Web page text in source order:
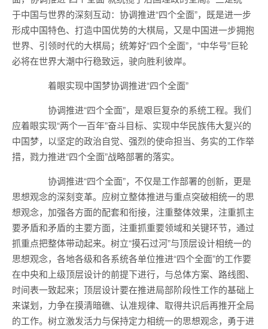
于中国与世界的深刻互动：协调推进“四个全面”，既是进一步
形成中国特色、打造中国优势的大棋局，又是中国进一步拥抱
世界、引领时代的大棋局；统筹好“四个全面”，“中华号”巨轮
必将在世界大潮中行稳致远，驶向胜利彼岸。
着眼实现中国梦协调推进“四个全面”
协调推进“四个全面”，是艰巨复杂的系统工程。我们
应着眼实现“两个一百年”奋斗目标、实现中华民族伟大复兴的
中国梦，以坚定的政治自觉、强烈的使命担当、务实的工作举
措，戮力推进“四个全面”战略部署的落实。
协调推进“四个全面”，不仅是工作部署的创新，更是
思想观念的深刻变革。应树立整体推进与重点突破相统一的思
想观念，加强各方面的配套和衔接，注重整体效果，注重抓主
要矛盾和矛盾的主要方面，注重抓重要领域和关键环节，通过
抓重点把整体带动起来。树立“摸石过河”与顶层设计相统一的
思想观念，各地各级和各系统各单位推进“四个全面”的工作要
在中央和上级顶层设计的前提下进行，与总体方案、路线图、
时间表一致起来；顶层设计要在推进局部阶段性工作的基础上
来谋划，力争在摸清暗礁、认准规律、取得共识后再推开全局
的工作。树立激发活力与保持定力相统一的思想观念，勇于进